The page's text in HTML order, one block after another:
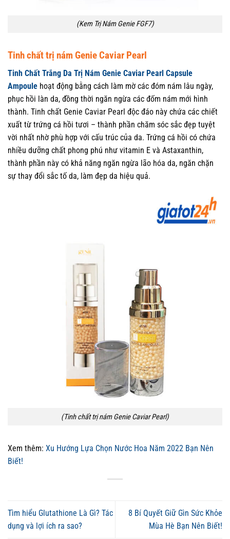
(Kem Trị Nám Genie FGF7)
Tinh chất trị nám Genie Caviar Pearl
Tinh Chất Trắng Da Trị Nám Genie Caviar Pearl Capsule
Ampoule hoạt động bằng cách làm mờ các đóm nám lâu ngày,
phục hồi làn da, đồng thời ngăn ngừa các đốm nám mới hình
thành. Tinh chất Genie Caviar Pearl độc đáo này chứa các chiết
xuất từ trứng cá hồi tươi – thành phần chăm sóc sắc đẹp tuyệt
vời nhất nhờ phù hợp với cấu trúc của da. Trứng cá hồi có chứa
nhiều dưỡng chất phong phú như vitamin E và Astaxanthin,
thành phần này có khả năng ngăn ngừa lão hóa da, ngăn chặn
sự thay đổi sắc tố da, làm đẹp da hiệu quả.
(Tinh chất trị nám Genie Caviar Pearl)
Xem thêm: Xu Hướng Lựa Chọn Nước Hoa Năm 2022 Bạn Nên
Biết!
Tìm hiểu Glutathione Là Gì? Tác
dụng và lợi ích ra sao?
8 Bí Quyết Giữ Gìn Sức Khỏe
Mùa Hè Bạn Nên Biết!